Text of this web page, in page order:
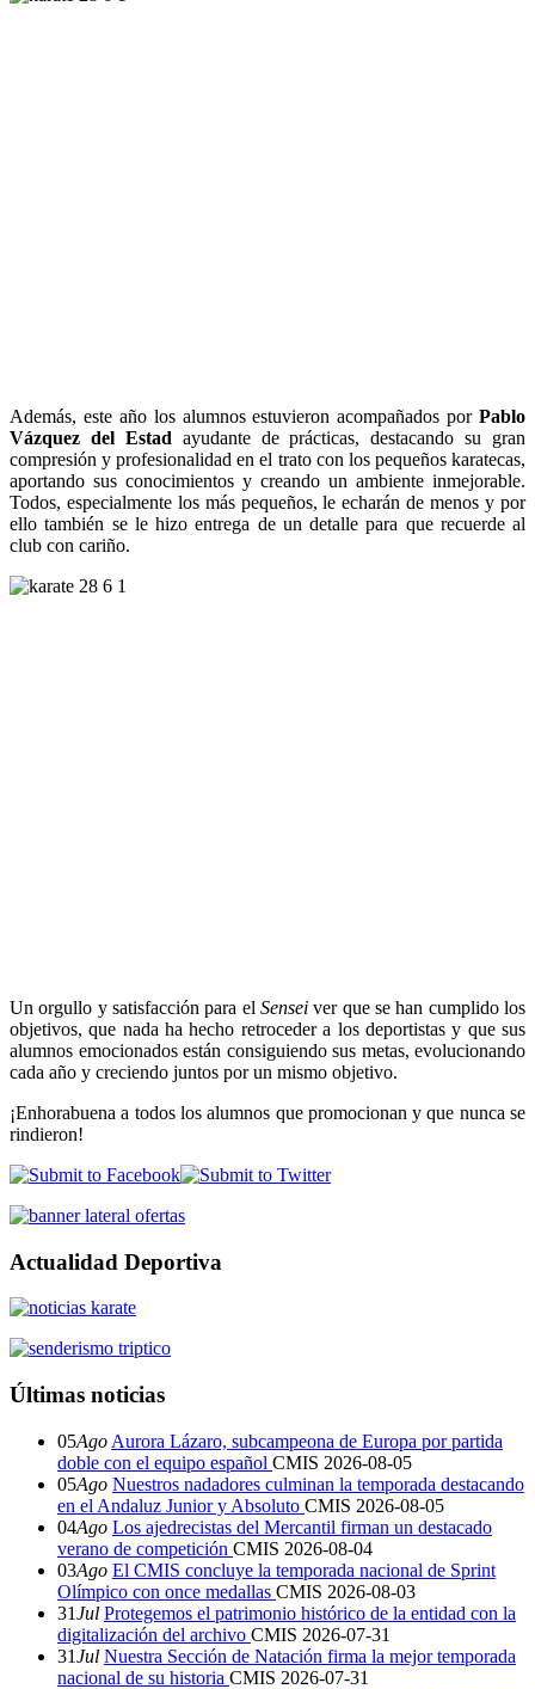
Además, este año los alumnos estuvieron acompañados por Pablo
Vázquez del Estad ayudante de prácticas, destacando su gran
compresión y profesionalidad en el trato con los pequeños karatecas,
aportando sus conocimientos y creando un ambiente inmejorable.
Todos, especialmente los más pequeños, le echarán de menos y por
ello también se le hizo entrega de un detalle para que recuerde al
club con cariño.
Un orgullo y satisfacción para el Sensei ver que se han cumplido los
objetivos, que nada ha hecho retroceder a los deportistas y que sus
alumnos emocionados están consiguiendo sus metas, evolucionando
cada año y creciendo juntos por un mismo objetivo.
¡Enhorabuena a todos los alumnos que promocionan y que nunca se
rindieron!
Actualidad Deportiva
Últimas noticias
05Ago Aurora Lázaro, subcampeona de Europa por partida
doble con el equipo español CMIS 2026-08-05
05Ago Nuestros nadadores culminan la temporada destacando
en el Andaluz Junior y Absoluto CMIS 2026-08-05
04Ago Los ajedrecistas del Mercantil firman un destacado
verano de competición CMIS 2026-08-04
03Ago El CMIS concluye la temporada nacional de Sprint
Olímpico con once medallas CMIS 2026-08-03
31Jul Protegemos el patrimonio histórico de la entidad con la
digitalización del archivo CMIS 2026-07-31
31Jul Nuestra Sección de Natación firma la mejor temporada
nacional de su historia CMIS 2026-07-31